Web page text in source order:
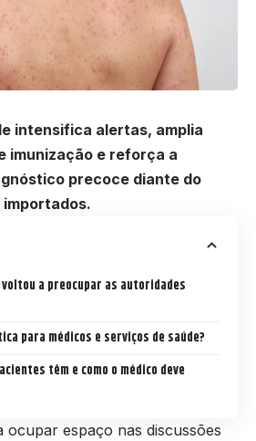
intensifica alertas, amplia
imunização e reforça a
precoce diante do
importados.
a preocupar as autoridades
para médicos e serviços de saúde?
têm e como o médico deve
ocupar espaço nas discussões